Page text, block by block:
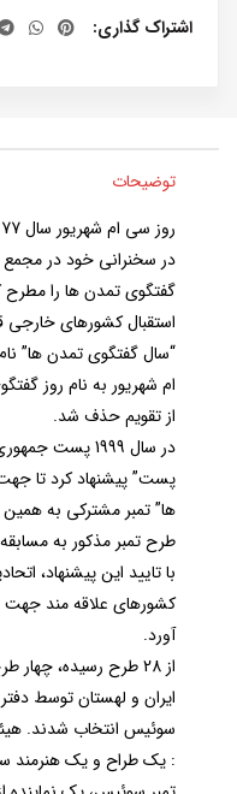
اشتراک گذاری
توضیحات
در سخنرانی خود در
گفتگوی تمدن ها را مطرح
“سال گفتگوی تمدن ها”
ام شهریور به نام روز
از تقویم حذف شد.
در سال 1999
پست” پیشنهاد کرد تا
ها” تمبر مشترکی به
طرح تمبر مذکور به
با تاييد این پیشنهاد،
کشورهای علاقه مند
آورد.
از 28 طرح رسیده،
ایران و لهستان توسط
سوئیس انتخاب شدند.
: یک طراح و یک هنرمند